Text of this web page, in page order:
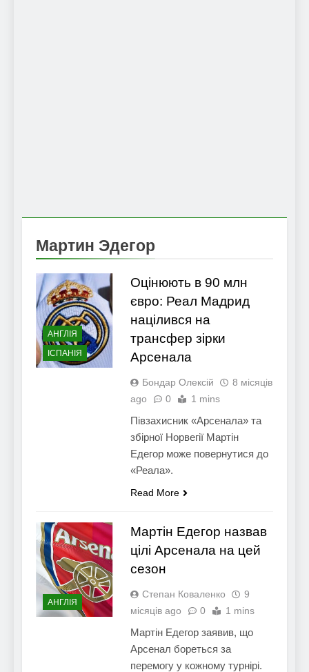
Мартин Эдегор
АНГЛІЯ
ІСПАНІЯ
Оцінюють в 90 млн
євро: Реал Мадрид
націлився на
трансфер зірки
Арсенала
Бондар Олексій
8 місяців
ago
0 1 mins
Півзахисник «Арсенала» та
збірної Норвегії Мартін
Едегор може повернутися до
«Реала».
Read More
АНГЛІЯ
Мартін Едегор назвав
цілі Арсенала на цей
сезон
Степан Коваленко
9
місяців ago
0 1 mins
Мартін Едегор заявив, що
Арсенал бореться за
перемогу у кожному турнірі.